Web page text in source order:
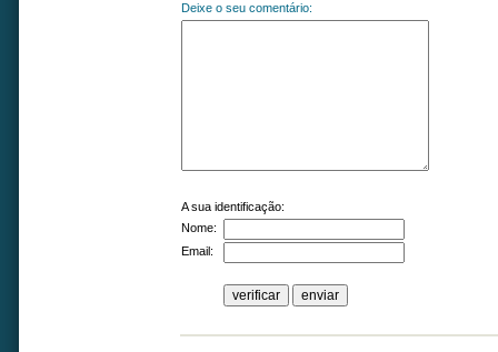
Deixe o seu comentário:
A sua identificação:
Nome:
Email: